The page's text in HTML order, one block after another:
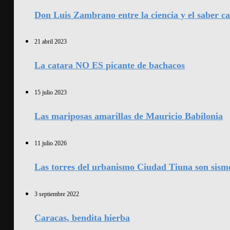
Don Luis Zambrano entre la ciencia y el saber
21 abril 2023
La catara NO ES picante de bachacos
15 julio 2023
Las mariposas amarillas de Mauricio Babilonia
11 julio 2026
Las torres del urbanismo Ciudad Tiuna son
3 septiembre 2022
Caracas, bendita hierba